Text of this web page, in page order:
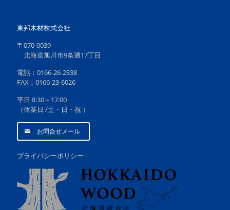
東邦木材株式会社
〒070-0039
北海道旭川市9条通17丁目
電話：0166-26-2338
FAX：0166-23-6026
平日 8:30～17:00
（休業日 /土・日・祝 ）
お問合せメール
プライバシーポリシー